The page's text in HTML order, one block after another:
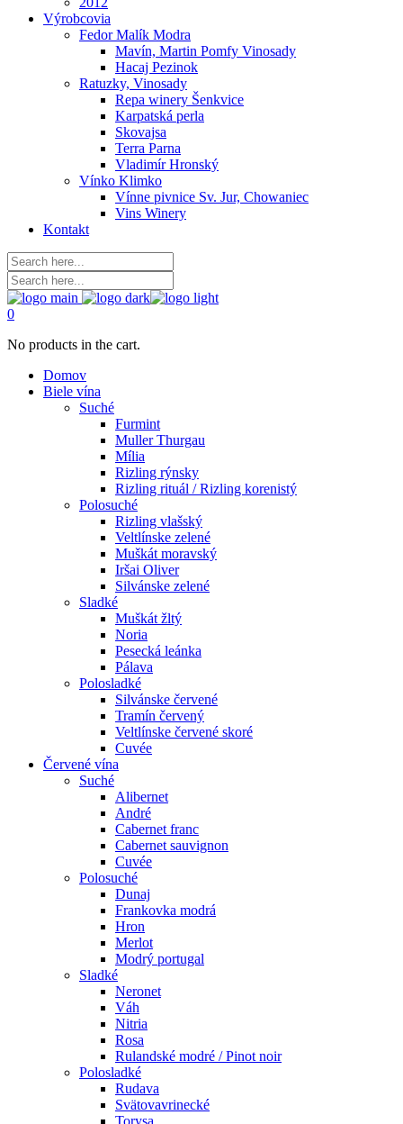
Výrobcovia
Fedor Malík Modra
Mavín, Martin Pomfy Vinosady
Hacaj Pezinok
Ratuzky, Vinosady
Repa winery Šenkvice
Karpatská perla
Skovajsa
Terra Parna
Vladimír Hronský
Vínko Klimko
Vínne pivnice Sv. Jur, Chowaniec
Vins Winery
Kontakt
0
No products in the cart.
Domov
Biele vína
Suché
Furmint
Muller Thurgau
Mília
Rizling rýnsky
Rizling rituál / Rizling korenistý
Polosuché
Rizling vlašský
Veltlínske zelené
Muškát moravský
Iršai Oliver
Silvánske zelené
Sladké
Muškát žltý
Noria
Pesecká leánka
Pálava
Polosladké
Silvánske červené
Tramín červený
Veltlínske červené skoré
Cuvée
Červené vína
Suché
Alibernet
André
Cabernet franc
Cabernet sauvignon
Cuvée
Polosuché
Dunaj
Frankovka modrá
Hron
Merlot
Modrý portugal
Sladké
Neronet
Váh
Nitria
Rosa
Rulandské modré / Pinot noir
Polosladké
Rudava
Svätovavrinecké
Torysa